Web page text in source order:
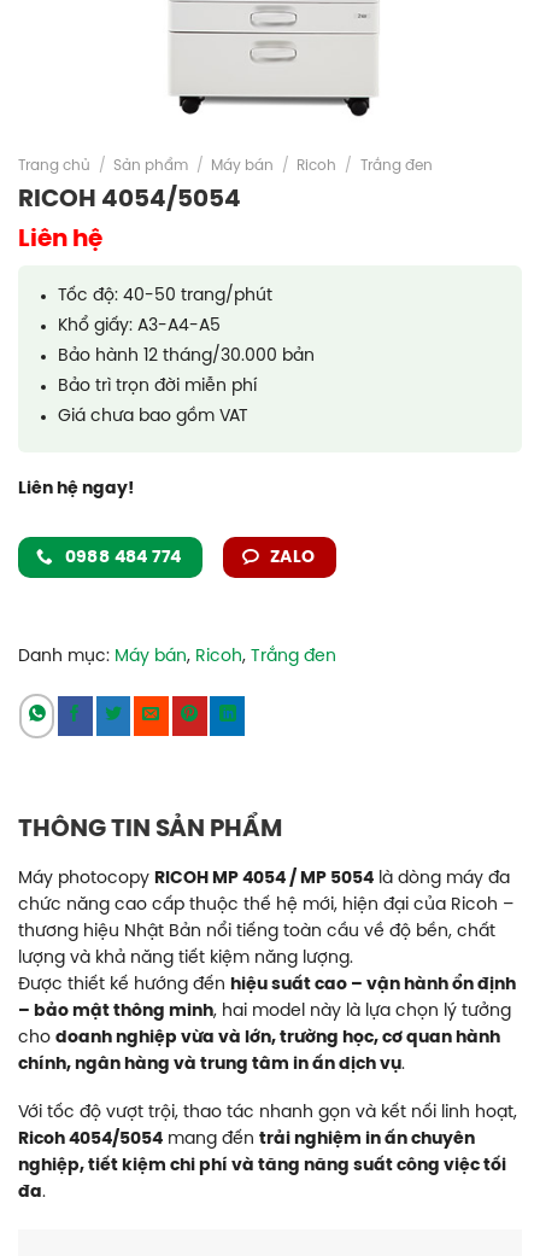
Trang chủ / Sản phẩm / Máy bán / Ricoh / Trắng đen
RICOH 4054/5054
Liên hệ
Tốc độ: 40-50 trang/phút
Khổ giấy: A3-A4-A5
Bảo hành 12 tháng/30.000 bản
Bảo trì trọn đời miễn phí
Giá chưa bao gồm VAT
Liên hệ ngay!
0988 484 774 ZALO
Danh mục: Máy bán, Ricoh, Trắng đen
THÔNG TIN SẢN PHẨM
Máy photocopy RICOH MP 4054 / MP 5054 là dòng máy đa
chức năng cao cấp thuộc thế hệ mới, hiện đại của Ricoh –
thương hiệu Nhật Bản nổi tiếng toàn cầu về độ bền, chất
lượng và khả năng tiết kiệm năng lượng.
Được thiết kế hướng đến hiệu suất cao – vận hành ổn định
– bảo mật thông minh, hai model này là lựa chọn lý tưởng
cho doanh nghiệp vừa và lớn, trường học, cơ quan hành
chính, ngân hàng và trung tâm in ấn dịch vụ.
Với tốc độ vượt trội, thao tác nhanh gọn và kết nối linh hoạt,
Ricoh 4054/5054 mang đến trải nghiệm in ấn chuyên
nghiệp, tiết kiệm chi phí và tăng năng suất công việc tối
đa.